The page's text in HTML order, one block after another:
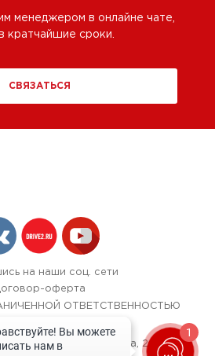
менеджером в онлайне чате,
кратчайшие сроки.
СВЯЗАТЬСЯ
на наши соц. сети
оферта
ОТВЕТСТВЕННОСТЬЮ
АВТОСЕРВИС",
улица Красная Сосна, 24
1